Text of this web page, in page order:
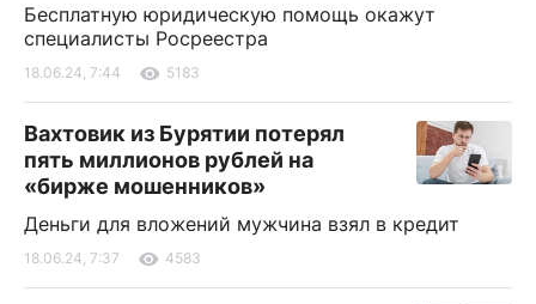
Бесплатную юридическую помощь окажут
специалисты Росреестра
18.06.24, 7:44 5183
Вахтовик из Бурятии потерял
пять миллионов рублей на
«бирже мошенников»
Деньги для вложений мужчина взял в кредит
18.06.24, 7:37 4583